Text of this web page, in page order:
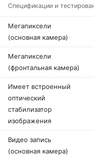
Спецификации и
Мегапиксели
(основная камера)
Мегапиксели
(фронтальная камера)
Имеет встроенный
оптический
стабилизатор
изображения
Видео запись
(основная камера)